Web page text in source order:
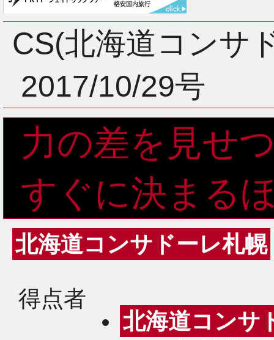
3月
2月
CS(北海道コンサ
2017/10/29号
力の差を見せ
すぐに決まる
北海道コンサドーレ札幌
得点者
北海道コンサ